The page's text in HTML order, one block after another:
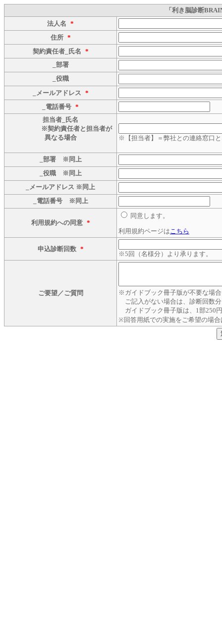
「利き脳診断
法人名 *
住所 *
契約責任者_氏名 *
_部署
_役職
_メールアドレス *
_電話番号 *
担当者_氏名
※契約責任者と担当者が
異なる場合
※【担当者】＝弊社との連絡窓口
_部署 ※同上
_役職 ※同上
_メールアドレス ※同上
_電話番号 ※同上
利用規約への同意 *
同意します。
利用規約ページはこちら
申込診断回数 *
※5回（名様分）より承ります。
ご要望／ご質問
※ガイドブック冊子版が不要な場
ご記入がない場合は、診断回数
ガイドブック冊子版は、1部250
※回答用紙での実施をご希望の場